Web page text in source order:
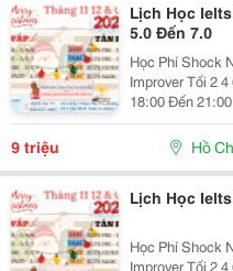
Lịch Học
5.0 Đến 7.0
Học Phí Shock Nhất
Improver Tối 2 4 6 Khai Giảng: 13/07/2026
18:00 Đến 21:00 Học Phí Ưu Đãi 5% Khi Đăng Ký 2/ Ielts
Basic Tối 3 5 7 Khai Giảng: 07//07/2026 Khung Giờ:
9 triệu Hồ
Lịch Học
Học Phí Shock Nhất
Improver Tối 2 4 6 Khai Giảng: 13/07/2026